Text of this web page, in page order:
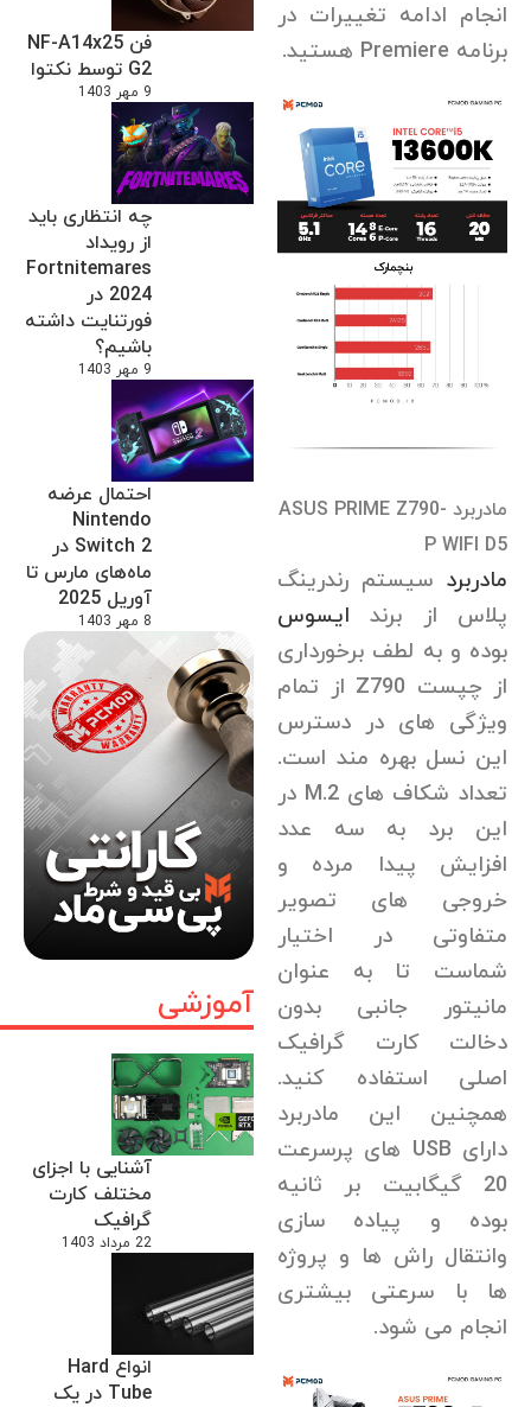
فن NF-A14x25
G2 توسط نکتوا
9 مهر 1403
چه انتظاری باید
از رویداد
Fortnitemares
2024 در
فورتنایت داشته
باشیم؟
9 مهر 1403
احتمال عرضه
Nintendo
Switch 2 در
ماه‌های مارس تا
آوریل 2025
8 مهر 1403
آموزشی
آشنایی با اجزای
مختلف کارت
گرافیک
22 مرداد 1403
انواع Hard
Tube در یک
انجام ادامه تغییرات در
برنامه Premiere هستید.
مادربرد ASUS PRIME Z790-
P WIFI D5
مادربرد سیستم رندرینگ
پلاس از برند ایسوس
بوده و به لطف برخورداری
از چپست Z790 از تمام
ویژگی های در دسترس
این نسل بهره مند است.
تعداد شکاف های M.2 در
این برد به سه عدد
افزایش پیدا مرده و
خروجی های تصویر
متفاوتی در اختیار
شماست تا به عنوان
مانیتور جانبی بدون
دخالت کارت گرافیک
اصلی استفاده کنید.
همچنین این مادربرد
دارای USB های پرسرعت
20 گیگابیت بر ثانیه
بوده و پیاده سازی
وانتقال راش ها و پروژه
ها با سرعتی بیشتری
انجام می شود.